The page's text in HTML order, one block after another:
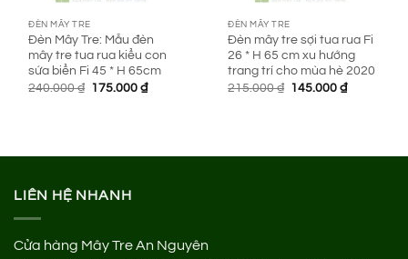
ĐÈN MÂY TRE
Đèn Mây Tre: Mẫu đèn
mây tre tua rua kiểu con
sứa biển Fi 45 * H 65cm
240.000₫ Giá
175.000₫Giá
ĐÈN MÂY TRE
Đèn mây tre sợi tua rua Fi
26 * H 65 cm xu hướng
trang trí cho mùa hè 2020
215.000₫ Giá
145.000₫Giá
LIÊN HỆ NHANH
Cửa hàng Mây Tre An Nguyên